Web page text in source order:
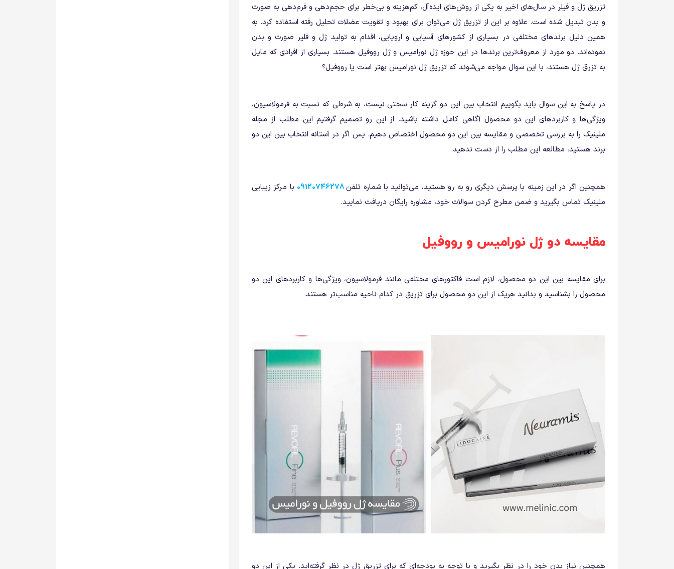
تزریق ژل و فیلر در سال‌های اخیر به یکی از روش‌های ایده‌آل، کم‌هزینه و بی‌خطر برای حجم‌دهی و فرم‌دهی به صورت
و بدن تبدیل شده است. علاوه بر این از تزریق ژل می‌توان برای بهبود و تقویت عضلات تحلیل رفته استفاده کرد. به
همین دلیل برندهای مختلفی در بسیاری از کشورهای آسیایی و اروپایی، اقدام به تولید ژل و فلیر صورت و بدن
نموده‌اند. دو مورد از معروف‌ترین برندها در این حوزه ژل نورامیس و ژل رووفیل هستند. بسیاری از افرادی که مایل
به تزرق ژل هستند، با این سوال مواجه می‌شوند که تزریق ژل نورامیس بهتر است یا رووفیل؟
در پاسخ به این سوال باید بگوییم انتخاب بین این دو گزینه کار سختی نیست، به شرطی که نسبت به فرمولاسیون،
ویژگی‌ها و کاربردهای این دو محصول آگاهی کامل داشته باشید. از این رو تصمیم گرفتیم این مطلب از مجله
ملینیک را به بررسی تخصصی و مقایسه بین این دو محصول اختصاص دهیم. پس اگر در آستانه انتخاب بین این دو
برند هستید، مطالعه این مطلب را از دست ندهید.
همچنین اگر در این زمینه با پرسش دیگری رو به رو هستید، می‌توانید با شماره تلفن09120746278
با مرکز زیبایی
ملینیک تماس بگیرید و ضمن مطرح کردن سوالات خود، مشاوره رایگان دریافت نمایید.
مقایسه دو ژل نورامیس و رووفیل
برای مقایسه بین این دو محصول، لازم است فاکتورهای مختلفی مانند فرمولاسیون، ویژگی‌ها و کاربردهای این دو
محصول را بشناسید و بدانید هریک از این دو محصول برای تزریق در کدام ناحیه مناسب‌تر هستند.
همچنین نیاز بدن خود را در نظر بگیرید و با توجه به بودجه‌ای که برای تزریق ژل در نظر گرفته‌اید. یکی از این دو